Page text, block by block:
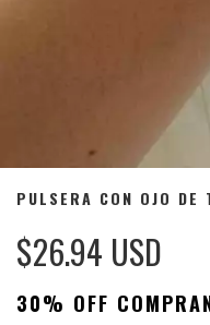
PULSERA CON OJO DE
$26.94 USD
30% OFF